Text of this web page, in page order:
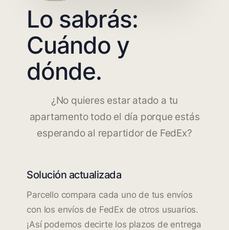
Lo sabrás:
Cuándo y
dónde.
¿No quieres estar atado a tu
apartamento todo el día porque estás
esperando al repartidor de FedEx?
Solución actualizada
Parcello compara cada uno de tus envíos
con los envíos de FedEx de otros usuarios.
¡Así podemos decirte los plazos de entrega